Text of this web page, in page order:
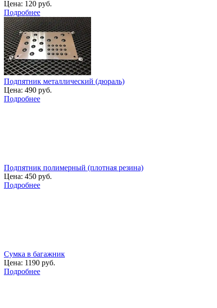
Цена: 120 руб.
Подробнее
Подпятник металлический (дюраль)
Цена: 490 руб.
Подробнее
Подпятник полимерный (плотная резина)
Цена: 450 руб.
Подробнее
Сумка в багажник
Цена: 1190 руб.
Подробнее